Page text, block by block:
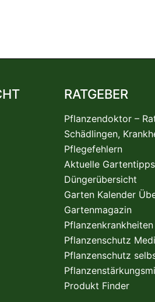
RATGEBER
Pflanzendoktor –
Schädlingen,
Pflegefehlern
Aktuelle Gartentipps
Düngerübersicht
Garten Kalender
Gartenmagazin
Pflanzenkrankheiten
Pflanzenschutz
Pflanzenschutz
Produkt Finder